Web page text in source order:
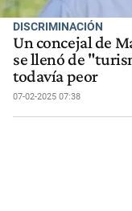
DISCRIMINACIÓN
Un concejal de
se llenó de
todavía peor
07-02-2025 07:38